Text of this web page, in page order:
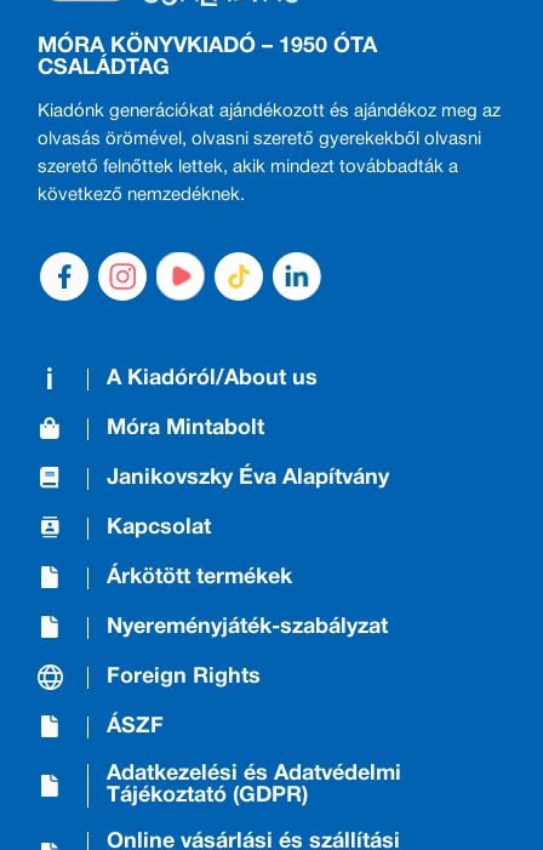
MÓRA KÖNYVKIADÓ – 1950 ÓTA
CSALÁDTAG
Kiadónk generációkat ajándékozott és ajándékoz meg az
olvasás örömével, olvasni szerető gyerekekből olvasni
szerető felnőttek lettek, akik mindezt továbbadták a
következő nemzedéknek.
A Kiadóról/About us
Móra Mintabolt
Janikovszky Éva Alapítvány
Kapcsolat
Árkötött termékek
Nyereményjáték-szabályzat
Foreign Rights
ÁSZF
Adatkezelési és Adatvédelmi
Tájékoztató (GDPR)
Online vásárlási és szállítási